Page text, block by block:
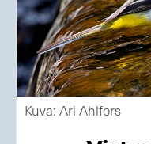
Kuva: Ari Ahlfors